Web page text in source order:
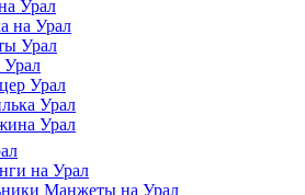
Урал
на Урал
Урал
Урал
Урал
Урал
Урал
на Урал
Манжеты на Урал